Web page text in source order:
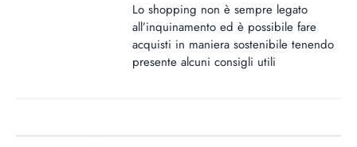
Lo shopping non è sempre legato
all’inquinamento ed è possibile fare
acquisti in maniera sostenibile tenendo
presente alcuni consigli utili